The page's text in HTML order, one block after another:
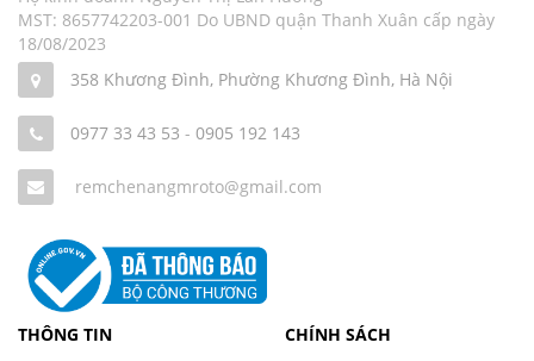
MST: 8657742203-001 Do UBND quận Thanh Xuân cấp ngày
18/08/2023
358 Khương Đình, Phường Khương Đình, Hà Nội
0977 33 43 53 - 0905 192 143
remchenangmroto@gmail.com
THÔNG TIN
CHÍNH SÁCH